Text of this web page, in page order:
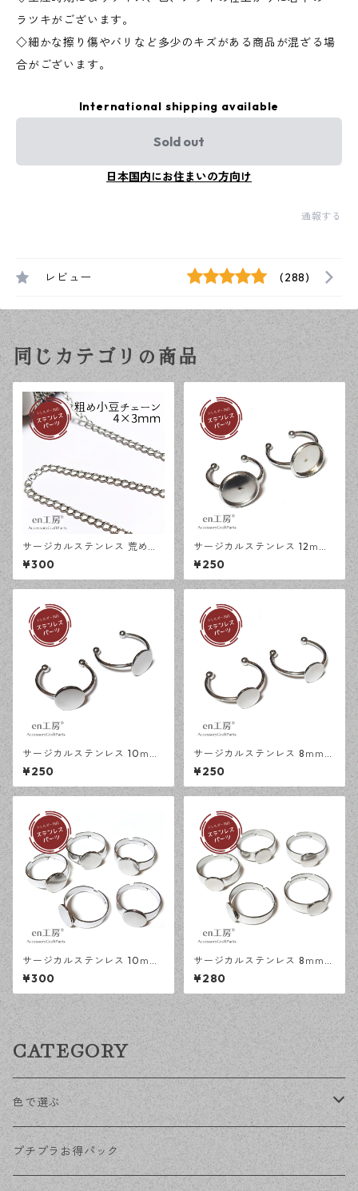
ラツキがございます。
◇細かな擦り傷やバリなど多少のキズがある商品が混ざる場
合がございます。
International shipping available
Sold out
日本国内にお住まいの方向け
通報する
レビュー (288)
同じカテゴリの商品
サージカルステンレス 荒め小
豆チェーン 4×3ｍｍ シルバー
50cm アジャスターチェーン
アレルギー対応 ハンドメイド
¥300
サージカルステンレス 12ｍｍ
ミール皿 オープンリング台 シ
ルバー 2個 アレルギー対応 ア
クセサリーパーツ ハンドメイ
¥250
サージカルステンレス 10ｍｍ
平皿 オープンリング台 シルバ
ー 2個 アレルギー対応 アクセ
サリーパーツ ハンドメイド資
¥250
サージカルステンレス 8ｍｍ
平皿 オープンリング台 シルバ
ー 2個 アレルギー対応 アクセ
サリーパーツ ハンドメイド資
¥250
サージカルステンレス 10ｍｍ
平皿 フリーサイズ リング台 シ
ルバー 5個 アレルギー対応 ア
クセサリーパーツ ハンドメイ
ド資材 【en工房】
¥300
サージカルステンレス 8ｍｍ
平皿 フリーサイズ リング台 シ
ルバー 5個 アレルギー対応 ア
クセサリーパーツ ハンドメイ
ド資材 【en工房】
¥280
CATEGORY
色で選ぶ
KCゴールド
プチプラお得パック